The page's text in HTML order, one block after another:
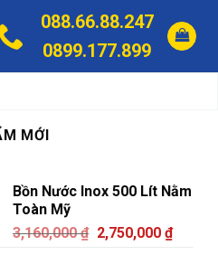
088.66.88.247
0899.177.899
MỚI
Bồn Nước Inox 500 Lít Nằm
Toàn Mỹ
3,160,000₫ 2,750,000 ₫